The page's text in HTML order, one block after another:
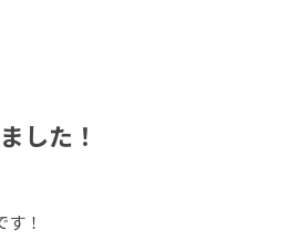
した！
！